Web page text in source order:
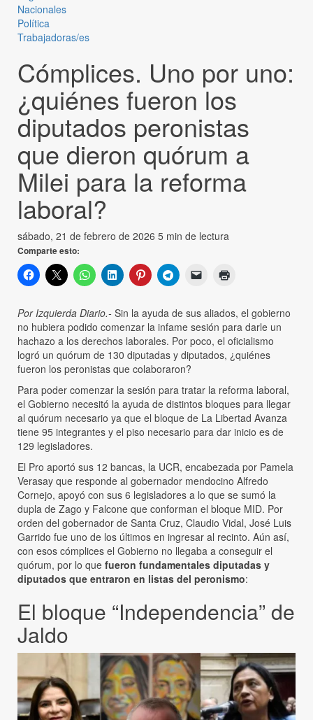
Nacionales
Política
Trabajadoras/es
Cómplices. Uno por uno:
¿quiénes fueron los
diputados peronistas
que dieron quórum a
Milei para la reforma
laboral?
sábado, 21 de febrero de 2026 5 min de lectura
Comparte esto:
Por Izquierda Diario.- Sin la ayuda de sus aliados, el gobierno
no hubiera podido comenzar la infame sesión para darle un
hachazo a los derechos laborales. Por poco, el oficialismo
logró un quórum de 130 diputadas y diputados, ¿quiénes
fueron los peronistas que colaboraron?
Para poder comenzar la sesión para tratar la reforma laboral,
el Gobierno necesitó la ayuda de distintos bloques para llegar
al quórum necesario ya que el bloque de La Libertad Avanza
tiene 95 integrantes y el piso necesario para dar inicio es de
129 legisladores.
El Pro aportó sus 12 bancas, la UCR, encabezada por Pamela
Verasay que responde al gobernador mendocino Alfredo
Cornejo, apoyó con sus 6 legisladores a lo que se sumó la
dupla de Zago y Falcone que conforman el bloque MID. Por
orden del gobernador de Santa Cruz, Claudio Vidal, José Luis
Garrido fue uno de los últimos en ingresar al recinto. Aún así,
con esos cómplices el Gobierno no llegaba a conseguir el
quórum, por lo que fueron fundamentales diputadas y
diputados que entraron en listas del peronismo:
El bloque “Independencia” de
Jaldo